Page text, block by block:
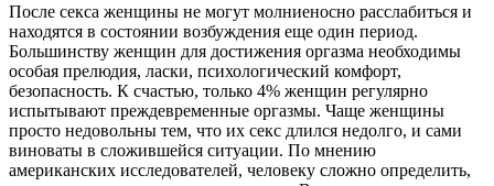
После секса женщины не могут молниеносно расслабиться и
находятся в состоянии возбуждения еще один период.
Большинству женщин для достижения оргазма необходимы
особая прелюдия, ласки, психологический комфорт,
безопасность. К счастью, только 4% женщин регулярно
испытывают преждевременные оргазмы. Чаще женщины
просто недовольны тем, что их секс длился недолго, и сами
виноваты в сложившейся ситуации. По мнению
американских исследователей, человеку сложно определить,